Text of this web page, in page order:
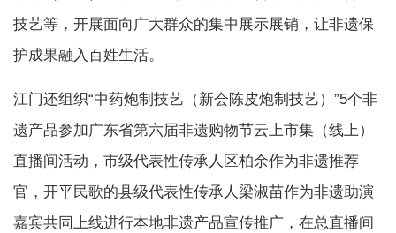
技艺等，开展面向广大群众的集中展示展销，让非遗保
护成果融入百姓生活。
江门还组织“中药炮制技艺（新会陈皮炮制技艺）”5个非
遗产品参加广东省第六届非遗购物节云上市集（线上）
直播间活动，市级代表性传承人区柏余作为非遗推荐
官，开平民歌的县级代表性传承人梁淑苗作为非遗助演
嘉宾共同上线进行本地非遗产品宣传推广，在总直播间